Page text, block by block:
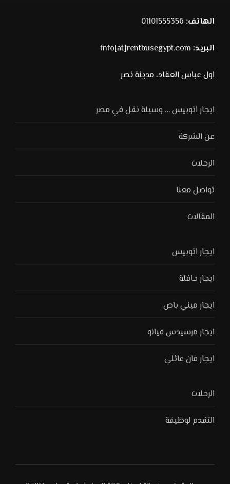
الهاتف:
البريد: info[at]rentbusegypt.com
اول عباس العقاد، مدينة نصر
ايجار اتوبيس … وسيلة نقل في مصر
عن الشركة
الرحلات
تواصل معنا
المقالات
ايجار اتوبيس
ايجار حافلة
ايجار ميني باص
ايجار مرسيدس فيانو
ايجار فان عائلي
الرحلات
التقدم لوظيفة